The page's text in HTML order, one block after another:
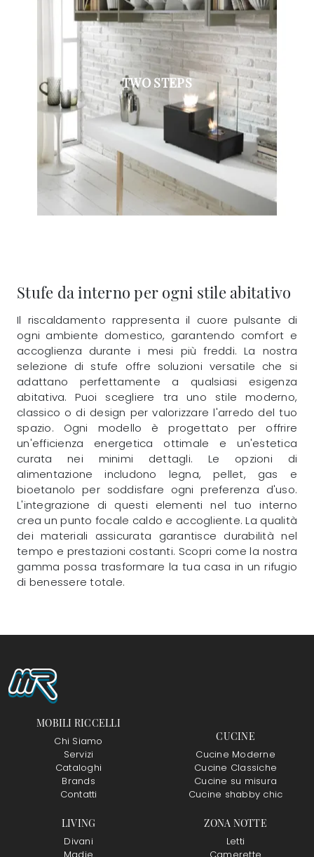
TWO STEPS
Stufe da interno per ogni stile abitativo
Il riscaldamento rappresenta il cuore pulsante di
ogni ambiente domestico, garantendo comfort e
accoglienza durante i mesi più freddi. La nostra
selezione di stufe offre soluzioni versatile che si
adattano perfettamente a qualsiasi esigenza
abitativa. Puoi scegliere tra uno stile moderno,
classico o di design per valorizzare l'arredo del tuo
spazio. Ogni modello è progettato per offrire
un'efficienza energetica ottimale e un'estetica
curata nei minimi dettagli. Le opzioni di
alimentazione includono legna, pellet, gas e
bioetanolo per soddisfare ogni preferenza d'uso.
L'integrazione di questi elementi nel tuo interno
crea un punto focale caldo e accogliente. La qualità
dei materiali assicurata garantisce durabilità nel
tempo e prestazioni costanti. Scopri come la nostra
gamma possa trasformare la tua casa in un rifugio
di benessere totale.
MOBILI RICCELLI
Chi Siamo
Servizi
Cataloghi
Brands
Contatti
CUCINE
Cucine Moderne
Cucine Classiche
Cucine su misura
Cucine shabby chic
LIVING
Divani
ZONA NOTTE
Letti